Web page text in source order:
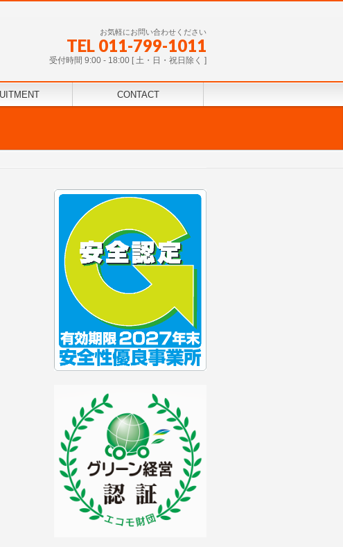
お気軽にお問い合わせください
TEL 011-799-1011
受付時間 9:00 - 18:00 [ 土・日・祝日除く ]
CONTACT